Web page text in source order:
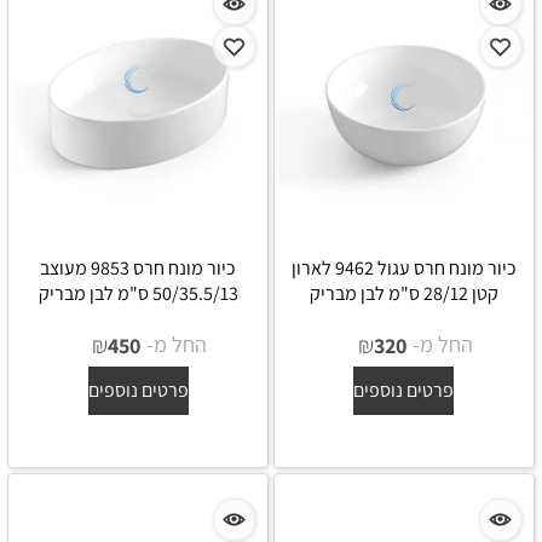
כיור מונח חרס עגול 9462 לארון
קטן 28/12 ס"מ לבן מבריק
החל מ- ₪320
פרטים נוספים
כיור מונח חרס 9853 מעוצב
50/35.5/13 ס"מ לבן מבריק
החל מ- ₪450
פרטים נוספים